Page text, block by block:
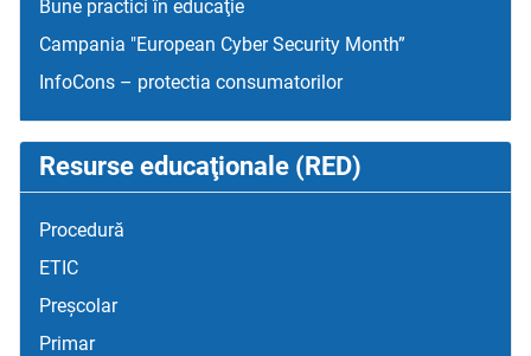
Bune practici în educaţie
Campania "European Cyber Security Month”
InfoCons – protectia consumatorilor
Resurse educaţionale (RED)
Procedură
ETIC
Preșcolar
Primar